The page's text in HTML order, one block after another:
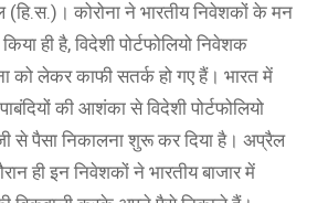
(हि.स.)। कोरोना ने भारतीय निवेशकों के मन
ही है, विदेशी पोर्टफोलियो निवेशक
को लेकर काफी सतर्क हो गए हैं। भारत में
की आशंका से विदेशी पोर्टफोलियो
से पैसा निकालना शुरू कर दिया है। अप्रैल
ही इन निवेशकों ने भारतीय बाजार में